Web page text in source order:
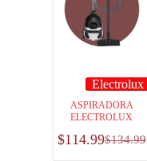
Electrolux
ASPIRADORA
ELECTROLUX
$134.99
$114.99